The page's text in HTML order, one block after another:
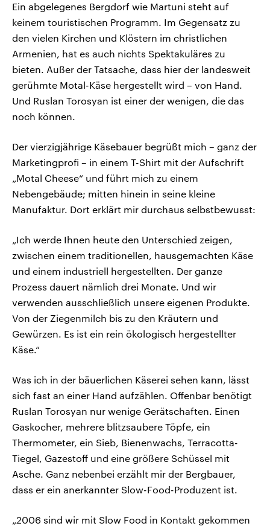
Ein abgelegenes Bergdorf wie Martuni steht auf
keinem touristischen Programm. Im Gegensatz zu
den vielen Kirchen und Klöstern im christlichen
Armenien, hat es auch nichts Spektakuläres zu
bieten. Außer der Tatsache, dass hier der landesweit
gerühmte Motal-Käse hergestellt wird – von Hand.
Und Ruslan Torosyan ist einer der wenigen, die das
noch können.
Der vierzigjährige Käsebauer begrüßt mich – ganz der
Marketingprofi – in einem T-Shirt mit der Aufschrift
„Motal Cheese“ und führt mich zu einem
Nebengebäude; mitten hinein in seine kleine
Manufaktur. Dort erklärt mir durchaus selbstbewusst:
„Ich werde Ihnen heute den Unterschied zeigen,
zwischen einem traditionellen, hausgemachten Käse
und einem industriell hergestellten. Der ganze
Prozess dauert nämlich drei Monate. Und wir
verwenden ausschließlich unsere eigenen Produkte.
Von der Ziegenmilch bis zu den Kräutern und
Gewürzen. Es ist ein rein ökologisch hergestellter
Käse.“
Was ich in der bäuerlichen Käserei sehen kann, lässt
sich fast an einer Hand aufzählen. Offenbar benötigt
Ruslan Torosyan nur wenige Gerätschaften. Einen
Gaskocher, mehrere blitzsaubere Töpfe, ein
Thermometer, ein Sieb, Bienenwachs, Terracotta-
Tiegel, Gazestoff und eine größere Schüssel mit
Asche. Ganz nebenbei erzählt mir der Bergbauer,
dass er ein anerkannter Slow-Food-Produzent ist.
„2006 sind wir mit Slow Food in Kontakt gekommen